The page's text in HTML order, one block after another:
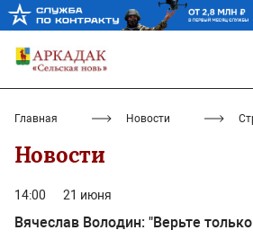
Главная Новости
Новости
14:00 21 июня
Вячеслав Володин: "Верьте